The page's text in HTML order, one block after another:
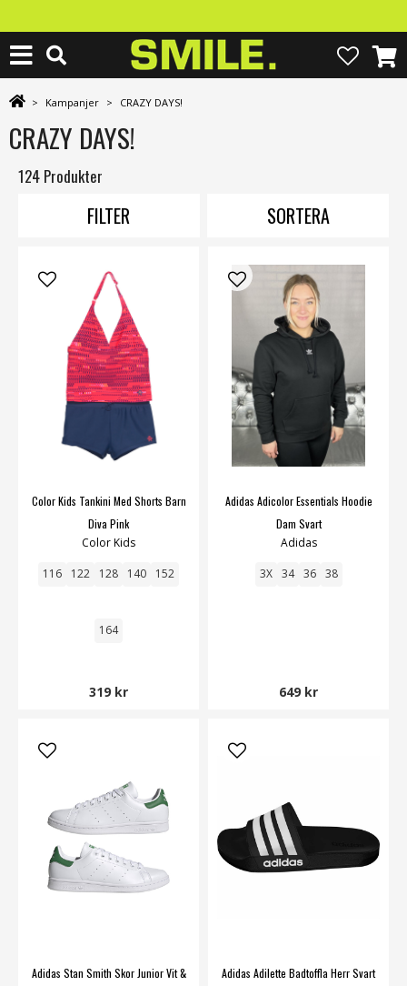
> Kampanjer > CRAZY DAYS!
CRAZY DAYS!
124 Produkter
FILTER SORTERA
Color Kids Tankini Med Shorts Barn
Diva Pink
Color Kids
116 122 128 140 152
164
319 kr
Adidas Adicolor Essentials Hoodie
Dam Svart
Adidas
3X 34 36 38
649 kr
Adidas Stan Smith Skor Junior Vit &
Adidas Adilette Badtoffla Herr Svart